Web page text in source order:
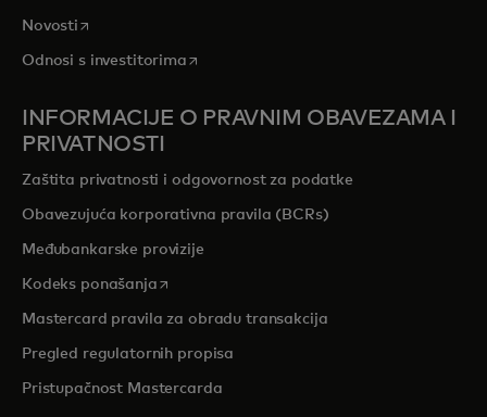
Novosti opens in a new tab
Odnosi s investitorimaopens in a new tab
INFORMACIJE O PRAVNIM OBAVEZAMA I
PRIVATNOSTI
Zaštita privatnosti i odgovornost za podatke
Obavezujuća korporativna pravila (BCRs)
Međubankarske provizije
Kodeks ponašanjaopens in a new tab
Mastercard pravila za obradu transakcija
Pregled regulatornih propisa
Pristupačnost Mastercarda